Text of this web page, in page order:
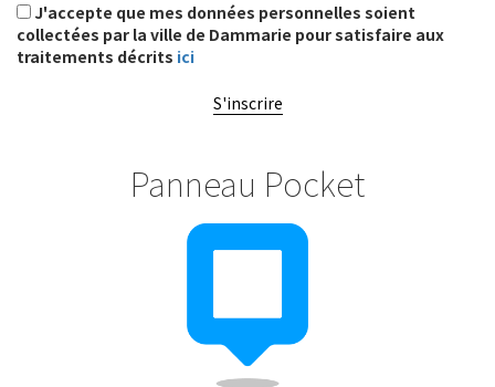
J'accepte que mes données personnelles soient
collectées par la ville de Dammarie pour satisfaire aux
traitements décrits ici
S'inscrire
Panneau Pocket